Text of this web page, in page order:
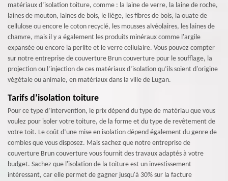
matériaux d’isolation toiture, comme : la laine de verre, la laine de roche,
laines de mouton, laines de bois, le liège, les fibres de bois, la ouate de
cellulose ou encore le coton recyclé, les mousses alvéolaires, les laines de
chanvre, mais il y a également les produits minéraux comme l'argile
expansée ou encore la perlite et le verre cellulaire. Vous pouvez compter
sur notre entreprise de couverture Brun couverture pour le soufflage, la
projection ou l’injection de ces matériaux d’isolation qu’ils soient d'origine
végétale ou animale, en matériaux dans la ville de Lugan.
Tarifs d’isolation toiture
Pour ce type d’intervention, le prix dépend du type de matériau que vous
voulez pour isoler votre toiture, de la forme et du type de revêtement de
votre toit. Le coût d’une mise en isolation dépend également du genre de
combles que vous disposez. Mais sachez que notre entreprise de
couverture Brun couverture vous fournit des travaux adaptés à votre
budget. Sachez que l'isolation de la toiture est un investissement
intéressant, car elle permet de gagner jusqu'à 30% sur la facture